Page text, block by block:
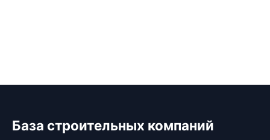
База строительных компаний